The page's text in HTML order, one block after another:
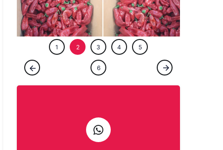
ÖZEL HABER
Urfalılara kötü haber: Acısı yetmedi, fiyatı
1 2 3 4 5
6